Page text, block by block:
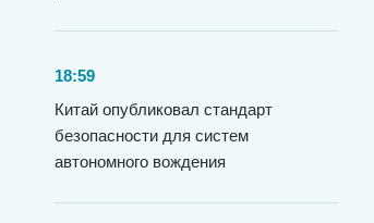
18:59
Китай опубликовал стандарт
безопасности для систем
автономного вождения